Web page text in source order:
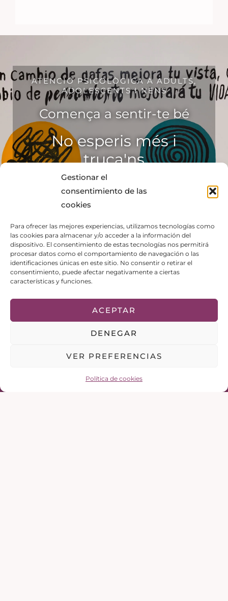
Gestionar el
consentimiento de las
cookies
Para ofrecer las mejores experiencias, utilizamos tecnologías como
las cookies para almacenar y/o acceder a la información del
dispositivo. El consentimiento de estas tecnologías nos permitirá
procesar datos como el comportamiento de navegación o las
identificaciones únicas en este sitio. No consentir o retirar el
consentimiento, puede afectar negativamente a ciertas
características y funciones.
ACEPTAR
DENEGAR
VER PREFERENCIAS
Política de cookies
ATENCIÓ PSICOLÒGICA A ADULTS,
ADOLESCENTS I NENS
Comença a sentir-te bé
No esperis més i
truca'ns
CONTACTE
adolescents i adults
Segueix-nos